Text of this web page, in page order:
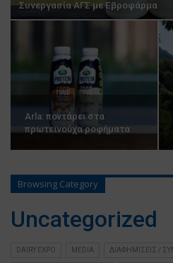
Συνεργασία ΑΓΣ με Εβροφάρμα
Arla: ποντάρει στα
πρωτεϊνούχα ροφήματα
Browsing Category
Uncategorized
DAIRY EXPO MEDIA ΔΙΑΦΗΜΙΣΕΙΣ /